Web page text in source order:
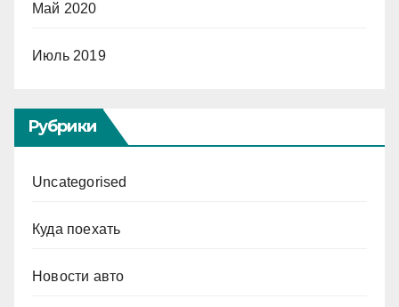
Май 2020
Июль 2019
Рубрики
Uncategorised
Куда поехать
Новости авто